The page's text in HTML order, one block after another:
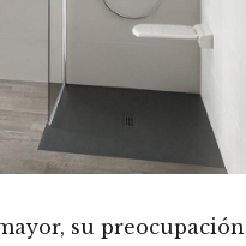
su preocupación